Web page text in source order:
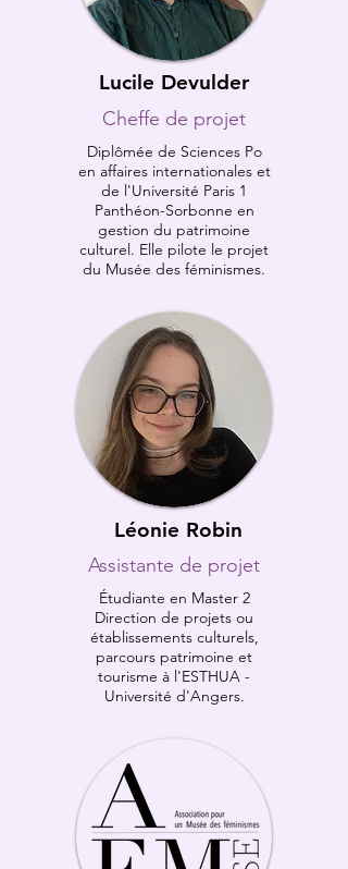
Lucile Devulder
Cheffe de projet
Diplômée de Sciences Po
en affaires internationales et
de l'Université Paris 1
Panthéon-Sorbonne en
gestion du patrimoine
culturel. Elle pilote le projet
du Musée des féminismes.
Léonie Robin
Assistante de projet
Étudiante en Master 2
Direction de projets ou
établissements culturels,
parcours patrimoine et
tourisme à l'ESTHUA -
Université d'Angers.